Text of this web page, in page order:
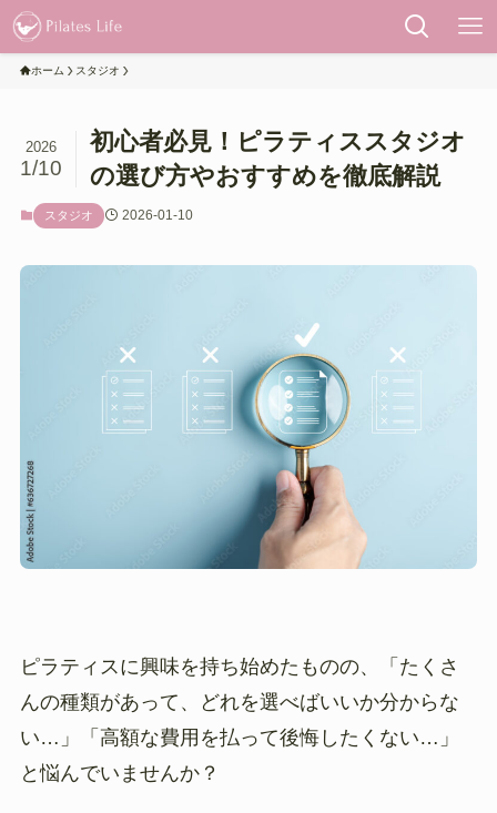
ホーム スタジオ
初心者必見！ピラティススタジオ
の選び方やおすすめを徹底解説
2026
1/10
スタジオ 2026-01-10
ピラティスに興味を持ち始めたものの、「たくさ
んの種類があって、どれを選べばいいか分からな
い…」「高額な費用を払って後悔したくない…」
と悩んでいませんか？